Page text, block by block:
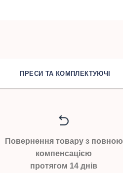
ПРЕСИ ТА КОМПЛЕКТУЮЧІ
Повернення товару з повною
компенсацією
протягом 14 днів